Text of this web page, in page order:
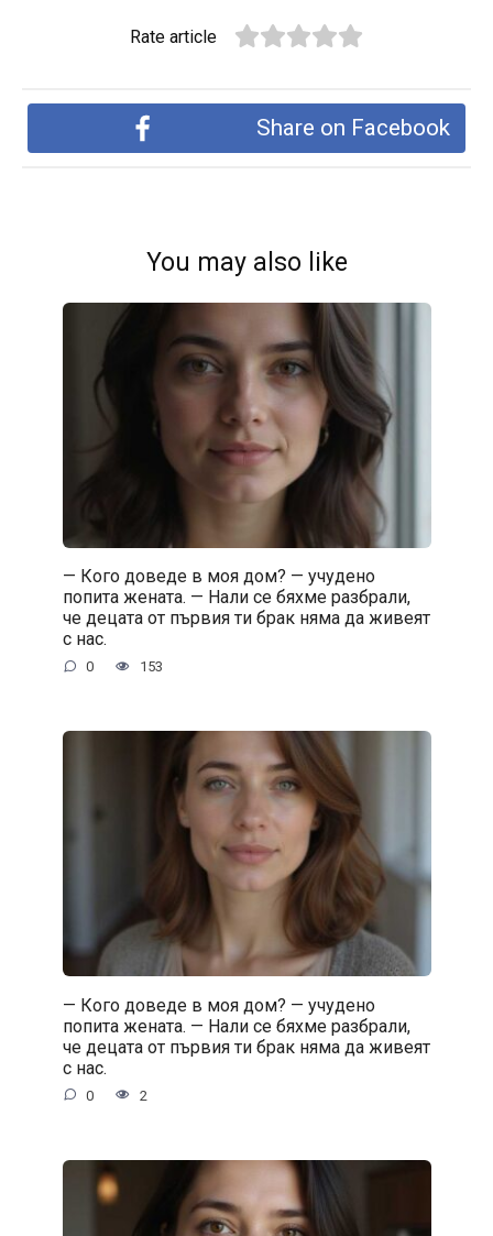
Rate article
Share on Facebook
You may also like
— Кого доведе в моя дом? — учудено
попита жената. — Нали се бяхме разбрали,
че децата от първия ти брак няма да живеят
с нас.
0 153
— Кого доведе в моя дом? — учудено
попита жената. — Нали се бяхме разбрали,
че децата от първия ти брак няма да живеят
с нас.
0 2